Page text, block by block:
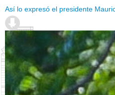
Así lo expresó el presidente